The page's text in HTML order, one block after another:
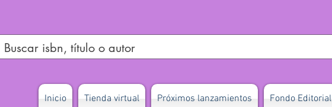
Inicio Tienda virtual Próximos lanzamientos Fondo Editorial